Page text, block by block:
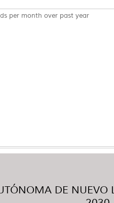
per month over past year
DE